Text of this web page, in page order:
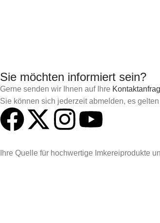
Sie möchten informiert sein?
Gerne senden wir Ihnen auf Ihre
Sie können sich jederzeit abmelden, es
Ihre Quelle für hochwertige Imkereiprodukte